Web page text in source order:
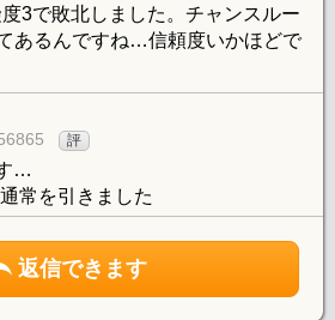
3で敗北しました。チャンスルー
あるんですね…信頼度いかほどで
評
…
常を引きました
返信できます